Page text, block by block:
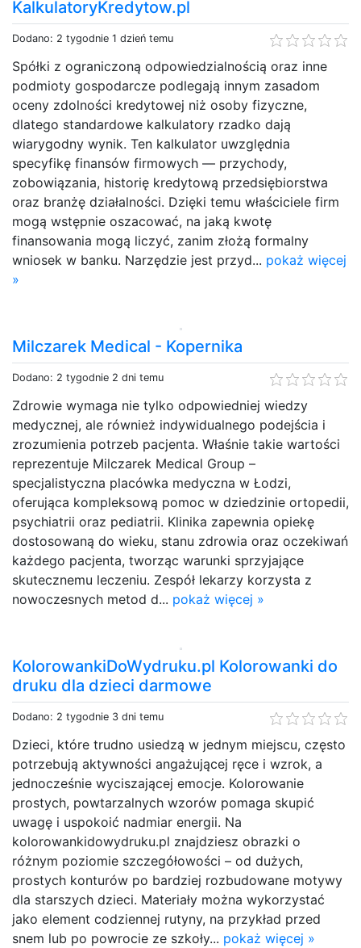
KalkulatoryKredytow.pl
Dodano: 2 tygodnie 1 dzień temu
Spółki z ograniczoną odpowiedzialnością oraz inne
podmioty gospodarcze podlegają innym zasadom
oceny zdolności kredytowej niż osoby fizyczne,
dlatego standardowe kalkulatory rzadko dają
wiarygodny wynik. Ten kalkulator uwzględnia
specyfikę finansów firmowych — przychody,
zobowiązania, historię kredytową przedsiębiorstwa
oraz branżę działalności. Dzięki temu właściciele firm
mogą wstępnie oszacować, na jaką kwotę
finansowania mogą liczyć, zanim złożą formalny
wniosek w banku. Narzędzie jest przyd... pokaż więcej
»
Milczarek Medical - Kopernika
Dodano: 2 tygodnie 2 dni temu
Zdrowie wymaga nie tylko odpowiedniej wiedzy
medycznej, ale również indywidualnego podejścia i
zrozumienia potrzeb pacjenta. Właśnie takie wartości
reprezentuje Milczarek Medical Group –
specjalistyczna placówka medyczna w Łodzi,
oferująca kompleksową pomoc w dziedzinie ortopedii,
psychiatrii oraz pediatrii. Klinika zapewnia opiekę
dostosowaną do wieku, stanu zdrowia oraz oczekiwań
każdego pacjenta, tworząc warunki sprzyjające
skutecznemu leczeniu. Zespół lekarzy korzysta z
nowoczesnych metod d... pokaż więcej »
KolorowankiDoWydruku.pl Kolorowanki do
druku dla dzieci darmowe
Dodano: 2 tygodnie 3 dni temu
Dzieci, które trudno usiedzą w jednym miejscu, często
potrzebują aktywności angażującej ręce i wzrok, a
jednocześnie wyciszającej emocje. Kolorowanie
prostych, powtarzalnych wzorów pomaga skupić
uwagę i uspokoić nadmiar energii. Na
kolorowankidowydruku.pl znajdziesz obrazki o
różnym poziomie szczegółowości – od dużych,
prostych konturów po bardziej rozbudowane motywy
dla starszych dzieci. Materiały można wykorzystać
jako element codziennej rutyny, na przykład przed
snem lub po powrocie ze szkoły... pokaż więcej »